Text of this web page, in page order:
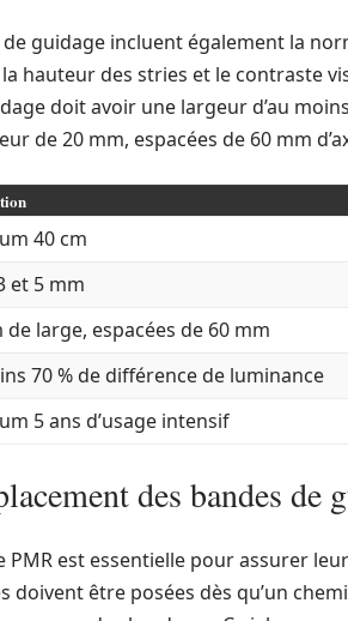
guidage incluent également la
hauteur des stries et le contraste
doit avoir une largeur d’au
de 20 mm, espacées de 60 mm
40 cm
et 5 mm
de large, espacées de 60 mm
70 % de différence de luminance
5 ans d’usage intensif
des bandes de
PMR est essentielle pour assurer
doivent être posées dès qu’un